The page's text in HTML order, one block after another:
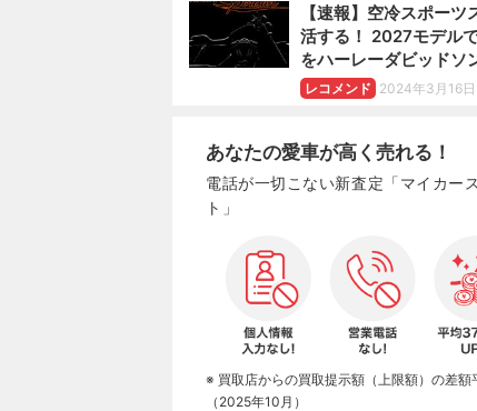
【速報】空冷スポーツ
活する！ 2027モデル
をハーレーダビッドソ
レコメンド 2024年3月16日
あなたの愛車が高く売れる！
電話が一切こない新査定「マイカー
ト」
※ 買取店からの買取提示額（上限額）の差額
（2025年10月）